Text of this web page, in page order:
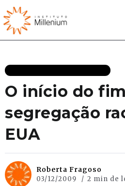
O início do
segregação
EUA
Roberta Fragoso
03/12/2009 2 min de